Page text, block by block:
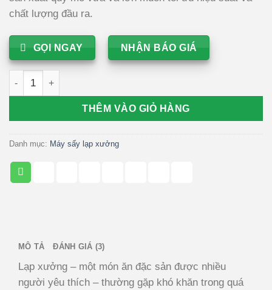
chất lượng đầu ra.
GỌI NGAY NHẬN BÁO GIÁ
Máy sấy lạp xưởng đối lưu 3D 200 móc treo số lượng
THÊM VÀO GIỎ HÀNG
Danh mục: Máy sấy lạp xưởng
MÔ TẢ ĐÁNH GIÁ (3)
Lạp xưởng – một món ăn đặc sản được nhiều
người yêu thích – thường gặp khó khăn trong quá